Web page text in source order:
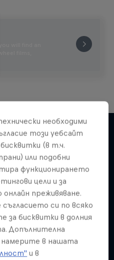
will find an
films,
необходими
този уебсайт
(в т.ч.
или подобни
функционирането
цели и за
преживяване.
си по всяко
за бисквитки в долния
Допълнителна
в нашата
и в